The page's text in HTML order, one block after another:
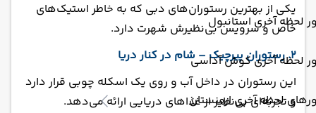
لحظه آخری استانبول
لحظه آخری کوش آداسی
لحظه آخری ارمنستان
یکی از بهترین رستوران‌های دبی که به خاطر استیک‌های
خاص و سرویس بی‌نظیرش شهرت دارد.
2. رستوران پیرچیک – شام در کنار دریا
این رستوران در داخل آب و روی یک اسکله چوبی قرار دارد
و تجربه‌ای بی‌نظیر از غذاهای دریایی ارائه می‌دهد.